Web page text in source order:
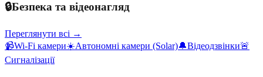
🔒Безпека та відеонагляд
Переглянути всі →
📹Wi-Fi камери☀️Автономні камери (Solar)🔔Відеодзвінки🚨
Сигналізації